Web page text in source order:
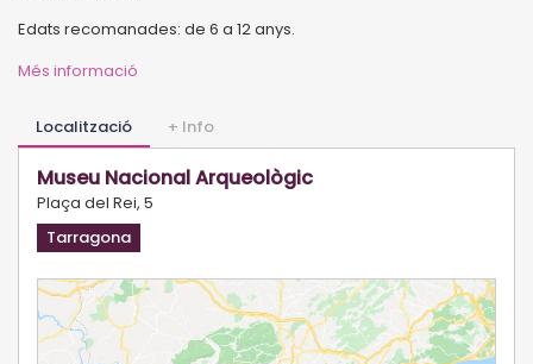
Edats recomanades: de 6 a 12 anys.
Més informació
Localització + Info
Museu Nacional Arqueològic
Plaça del Rei, 5
Tarragona